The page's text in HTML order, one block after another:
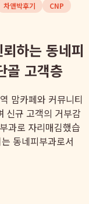
차앤박후기
CNP
하는 동네피
골 고객층
맘카페와 커뮤니티
신규 고객의 거부감
과로 자리매김했습
동네피부과로서